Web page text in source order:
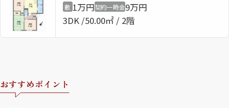
お問い合わせ・よくある質問
敷 1万円契約一時金9万円
3DK 50.00㎡ / 2階
おすすめポイント